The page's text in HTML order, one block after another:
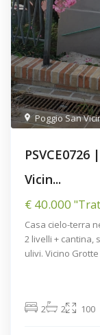
Poggio San
Vicin...
€ 40.000
Casa cielo-terra
2 livelli + cantina,
ulivi. Vicino
2 2 100